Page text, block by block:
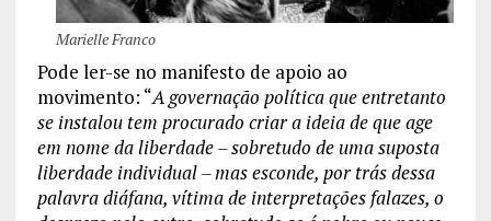
Marielle Franco
Pode ler-se no manifesto de apoio ao
movimento: “A governação política que entretanto
se instalou tem procurado criar a ideia de que age
em nome da liberdade – sobretudo de uma suposta
liberdade individual – mas esconde, por trás dessa
palavra diáfana, vítima de interpretações falazes, o